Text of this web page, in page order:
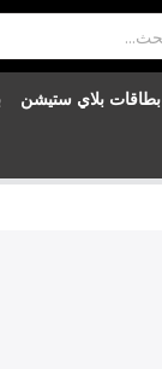
بطاقات بلاي ستيشن